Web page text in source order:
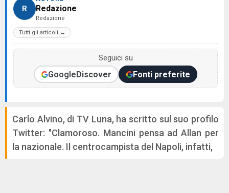
R Redazione
Redazione
Tutti gli articoli →
Seguici su
GoogleDiscover Fonti preferite
Carlo Alvino, di TV Luna, ha scritto sul suo profilo
Twitter: "Clamoroso. Mancini pensa ad Allan per
la nazionale. Il centrocampista del Napoli, infatti,